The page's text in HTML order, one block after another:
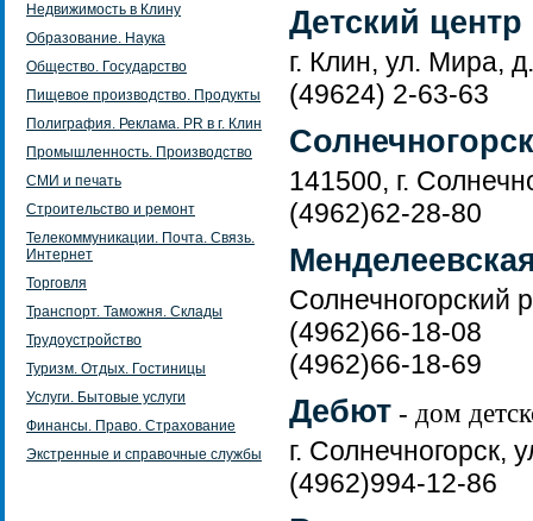
Недвижимость в Клину
Образование. Наука
Общество. Государство
Пищевое производство. Продукты
Полиграфия. Реклама. PR в г. Клин
Промышленность. Производство
СМИ и печать
Строительство и ремонт
Телекоммуникации. Почта. Связь.
Интернет
Торговля
Транспорт. Таможня. Склады
Трудоустройство
Туризм. Отдых. Гостиницы
Услуги. Бытовые услуги
Финансы. Право. Страхование
Экстренные и справочные службы
Детский
г. Клин, ул. Мира,
(49624) 2-63-63
141500, г.
(4962)62-28-80
Солнечногорский
(4962)66-18-08
(4962)66-18-69
Дебют - дом
г. Солнечногорск,
(4962)994-12-86